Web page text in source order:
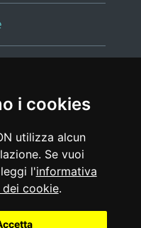
i cookies
utilizza alcun
Se vuoi
l'informativa
dei cookie.
|glossario
|feedback